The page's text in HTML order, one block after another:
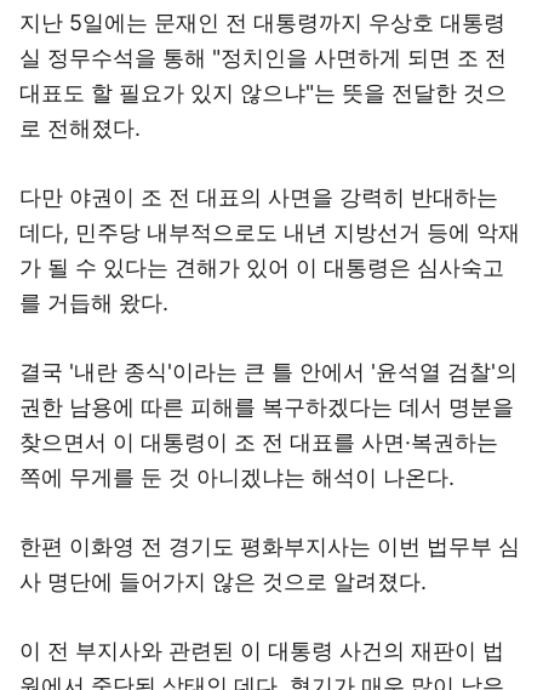
지난 5일에는 문재인 전 대통령까지 우상호 대통령
실 정무수석을 통해 "정치인을 사면하게 되면 조 전
대표도 할 필요가 있지 않으냐"는 뜻을 전달한 것으
로 전해졌다.
다만 야권이 조 전 대표의 사면을 강력히 반대하는
데다, 민주당 내부적으로도 내년 지방선거 등에 악재
가 될 수 있다는 견해가 있어 이 대통령은 심사숙고
를 거듭해 왔다.
결국 '내란 종식'이라는 큰 틀 안에서 '윤석열 검찰'의
권한 남용에 따른 피해를 복구하겠다는 데서 명분을
찾으면서 이 대통령이 조 전 대표를 사면·복권하는
쪽에 무게를 둔 것 아니겠냐는 해석이 나온다.
한편 이화영 전 경기도 평화부지사는 이번 법무부 심
사 명단에 들어가지 않은 것으로 알려졌다.
이 전 부지사와 관련된 이 대통령 사건의 재판이 법